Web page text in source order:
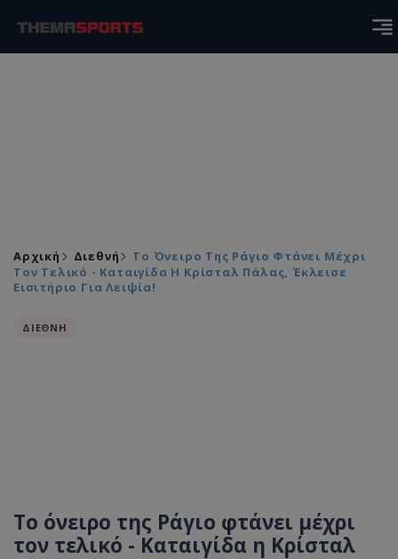
Αρχική Διεθνή
Το Όνειρο Της Ράγιο Φτάνει Μέχρι
Τον Τελικό - Καταιγίδα Η Κρίσταλ Πάλας, Έκλεισε
Εισιτήριο Για Λειψία!
ΔΙΕΘΝΗ
Το όνειρο της Ράγιο φτάνει μέχρι
τον τελικό - Καταιγίδα η Κρίσταλ